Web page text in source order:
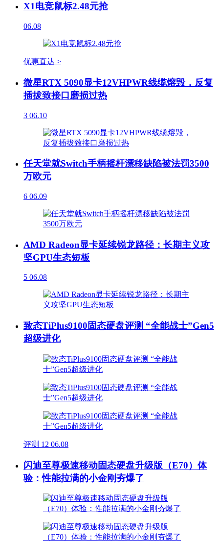
X1电竞鼠标2.48元抢
06.08
优惠直达 >
微星RTX 5090显卡12VHPWR线缆熔毁，反复
插拔致接口磨损过热
3 06.10
任天堂就Switch手柄摇杆漂移缺陷被法罚3500
万欧元
6 06.09
AMD Radeon显卡延续锐龙路径：长期主义攻
坚GPU生态短板
5 06.08
致态TiPlus9100固态硬盘评测 “全能战士”Gen5
超级进化
评测 12 06.08
闪迪至尊极速移动固态硬盘升级版（E70）体
验：性能拉满的小金刚夯爆了